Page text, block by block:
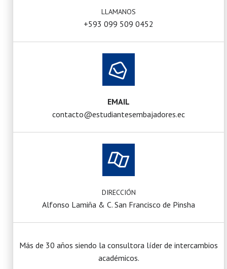
LLAMANOS
+593 099 509 0452
EMAIL
contacto@estudiantesembajadores.ec
DIRECCIÓN
Alfonso Lamiña & C. San Francisco de Pinsha
Más de 30 años siendo la consultora líder de intercambios
académicos.